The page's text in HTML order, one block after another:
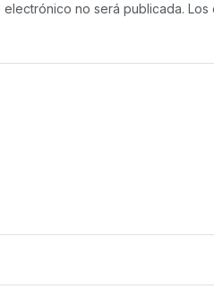
no será publicada. Los